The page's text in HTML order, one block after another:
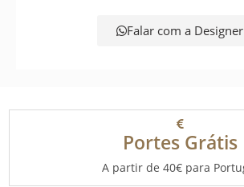
Falar com a Designer
Portes Grátis
A partir de 40€ para